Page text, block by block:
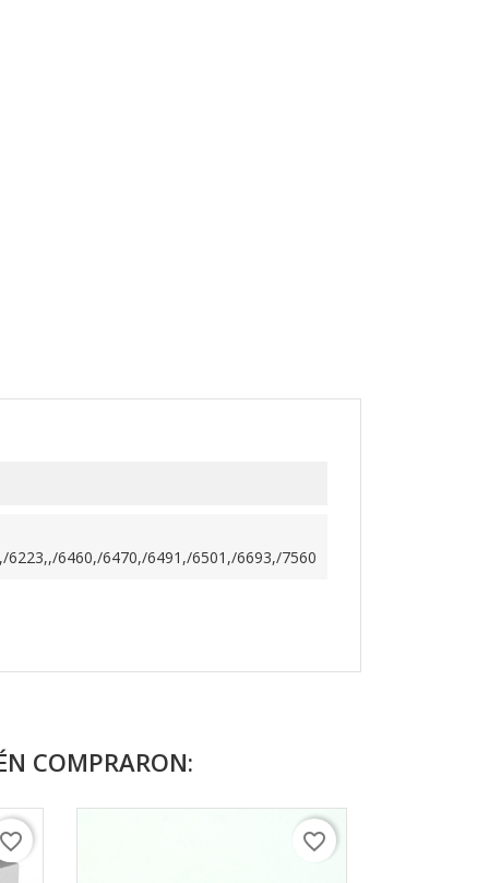
6460,/6470,/6491,/6501,/6693,/7560
COMPRARON:
favorite_border